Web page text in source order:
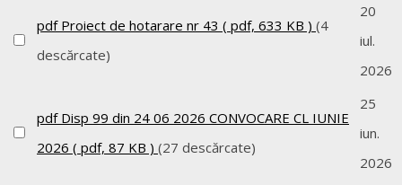
pdf Proiect de hotarare nr 43 ( pdf, 633 KB ) (4
descărcate)
20
iul.
2026
pdf Disp 99 din 24 06 2026 CONVOCARE CL IUNIE
2026 ( pdf, 87 KB ) (27 descărcate)
25
iun.
2026